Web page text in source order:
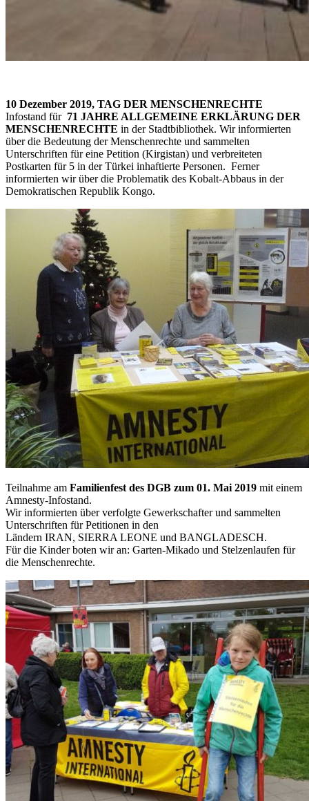
10 Dezember 2019, TAG DER MENSCHENRECHTE
Infostand für 71 JAHRE ALLGEMEINE ERKLÄRUNG DER
MENSCHENRECHTE in der Stadtbibliothek. Wir informierten
über die Bedeutung der Menschenrechte und sammelten
Unterschriften für eine Petition (Kirgistan) und verbreiteten
Postkarten für 5 in der Türkei inhaftierte Personen. Ferner
informierten wir über die Problematik des Kobalt-Abbaus in der
Demokratischen Republik Kongo.
Teilnahme am Familienfest des DGB zum 01. Mai 2019 mit einem
Amnesty-Infostand.
Wir informierten über verfolgte Gewerkschafter und sammelten
Unterschriften für Petitionen in den
Ländern IRAN, SIERRA LEONE und BANGLADESCH.
Für die Kinder boten wir an: Garten-Mikado und Stelzenlaufen für
die Menschenrechte.